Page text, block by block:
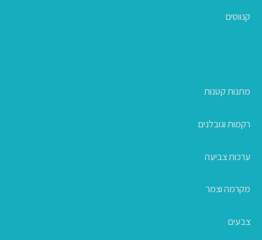
קנווסים
מתנות קטנות
רקמות וגובלנים
ערכות צביעה
מקרמה וצמר
צבעים